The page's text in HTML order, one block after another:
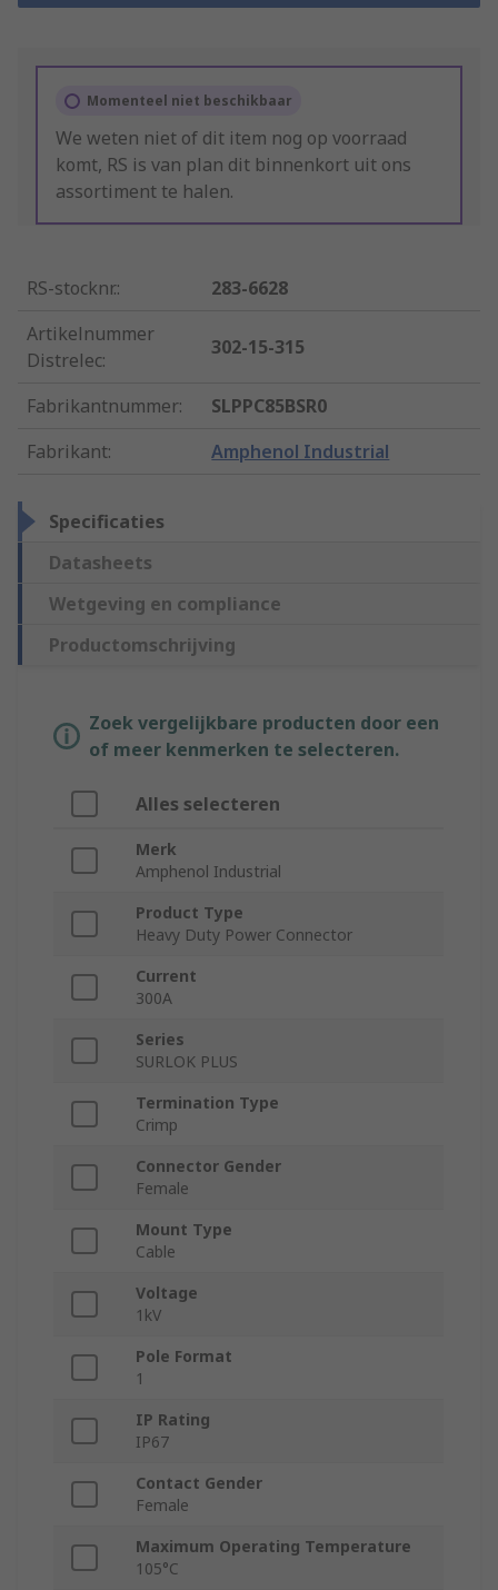
Momenteel niet beschikbaar
We weten niet of dit item nog op voorraad
komt, RS is van plan dit binnenkort uit ons
assortiment te halen.
RS-stocknr.:
283-6628
Artikelnummer
Distrelec:
302-15-315
Fabrikantnummer:
SLPPC85BSR0
Fabrikant: Amphenol Industrial
Specificaties
Datasheets
Wetgeving en compliance
Productomschrijving
Zoek vergelijkbare producten door een
of meer kenmerken te selecteren.
Alles selecteren
Merk
Amphenol Industrial
Product Type
Heavy Duty Power Connector
Current
300A
Series
SURLOK PLUS
Termination Type
Crimp
Connector Gender
Female
Mount Type
Cable
Voltage
1kV
Pole Format
1
IP Rating
IP67
Contact Gender
Female
Maximum Operating Temperature
105°C